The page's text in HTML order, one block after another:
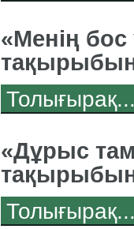
«Менің
«Дұрыс